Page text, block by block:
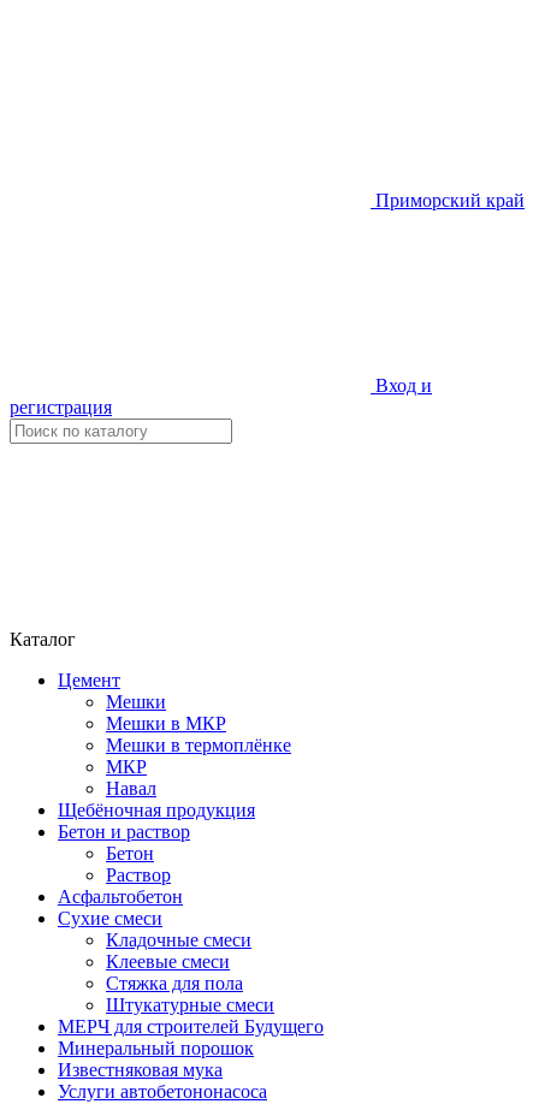
Приморский край
Вход и
регистрация
Каталог
Цемент
Мешки
Мешки в МКР
Мешки в термоплёнке
МКР
Навал
Щебёночная продукция
Бетон и раствор
Бетон
Раствор
Асфальтобетон
Сухие смеси
Кладочные смеси
Клеевые смеси
Стяжка для пола
Штукатурные смеси
МЕРЧ для строителей Будущего
Минеральный порошок
Известняковая мука
Услуги автобетононасоса